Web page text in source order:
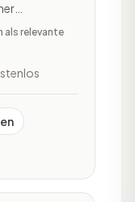
haben
ist eine
als relevante